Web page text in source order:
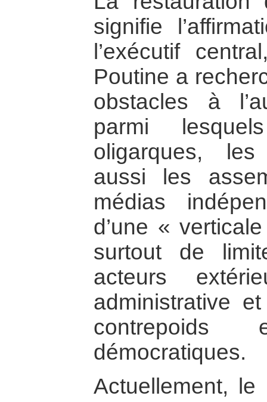
signifie
l’exécutif
Poutine a
obstacles à
parmi
oligarques,
aussi les
médias
d’une «
surtout de
acteurs
administrative
démocratiques.
Actuellement, le